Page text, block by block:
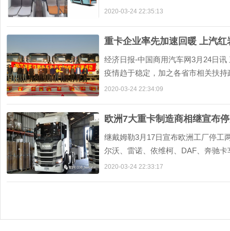
的参赛作品中脱颖而出，荣获iF专业
2020-03-24 22:35:13
重卡企业率先加速回暖 上汽
经济日报-中国商用汽车网3月24日
疫情趋于稳定，加之各省市相关扶
鼓推进。 百业待兴，基建先行。作
2020-03-24 22:34:09
欧洲7大重卡制造商相继宣布
继戴姆勒3月17日宣布欧洲工厂停工
尔沃、雷诺、依维柯、DAF、奔驰
肺炎疫情。 截止到3月23日晚9点，
2020-03-24 22:33:17